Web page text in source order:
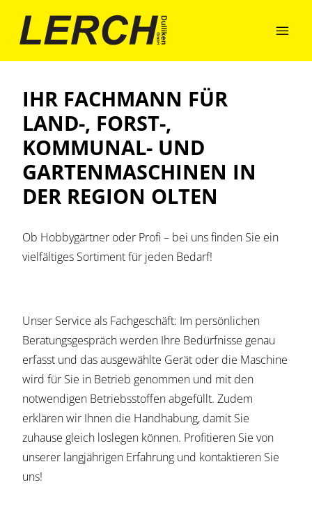

IHR FACHMANN FÜR
LAND-, FORST-,
KOMMUNAL- UND
GARTENMASCHINEN IN
DER REGION OLTEN
Ob Hobbygärtner oder Profi – bei uns finden Sie ein
vielfältiges Sortiment für jeden Bedarf!
Unser Service als Fachgeschäft: Im persönlichen
Beratungsgespräch werden Ihre Bedürfnisse genau
erfasst und das ausgewählte Gerät oder die Maschine
wird für Sie in Betrieb genommen und mit den
notwendigen Betriebsstoffen abgefüllt. Zudem
erklären wir Ihnen die Handhabung, damit Sie
zuhause gleich loslegen können. Profitieren Sie von
unserer langjährigen Erfahrung und kontaktieren Sie
uns!